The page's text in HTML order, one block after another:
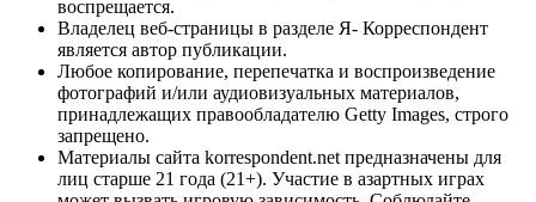
воспрещается.
Владелец веб-страницы в разделе Я- Корреспондент
является автор публикации.
Любое копирование, перепечатка и воспроизведение
фотографий и/или аудиовизуальных материалов,
принадлежащих правообладателю Getty Images, строго
запрещено.
Материалы сайта korrespondent.net предназначены для
лиц старше 21 года (21+). Участие в азартных играх